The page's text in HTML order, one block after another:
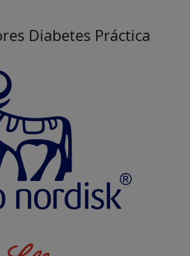
Diabetes Práctica